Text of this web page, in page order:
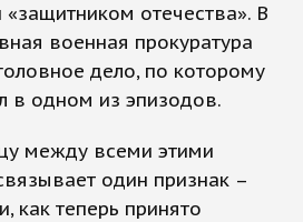
отечества». В
военная прокуратура
дело, по которому
в одном из эпизодов.
между всеми этими
один признак –
как теперь принято